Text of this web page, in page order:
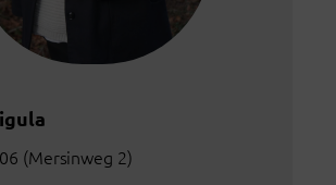
(Mersinweg 2)